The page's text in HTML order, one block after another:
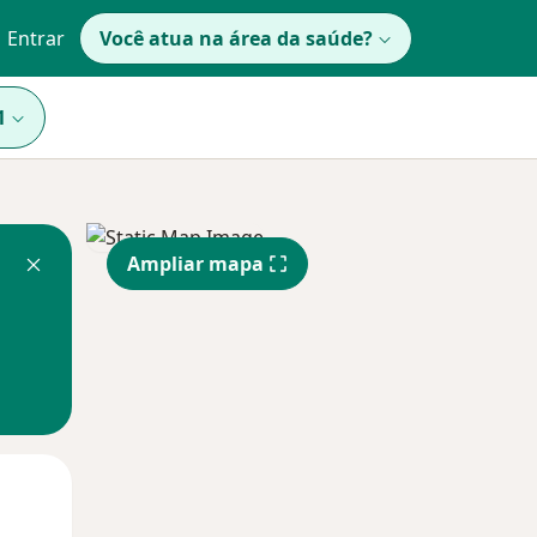
Entrar Você atua na área da saúde?
Ampliar mapa